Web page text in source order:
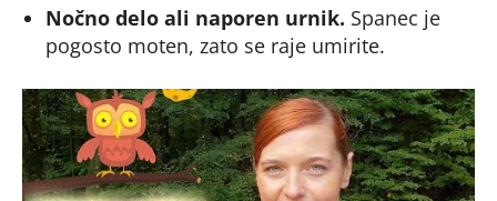
Nočno delo ali naporen urnik. Spanec je
pogosto moten, zato se raje umirite.